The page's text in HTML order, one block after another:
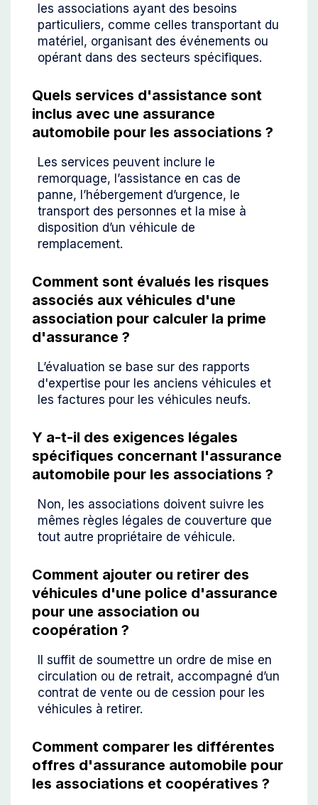
les associations ayant des besoins
particuliers, comme celles transportant du
matériel, organisant des événements ou
opérant dans des secteurs spécifiques.
Quels services d'assistance sont
inclus avec une assurance
automobile pour les associations ?
Les services peuvent inclure le
remorquage, l’assistance en cas de
panne, l’hébergement d’urgence, le
transport des personnes et la mise à
disposition d’un véhicule de
remplacement.
Comment sont évalués les risques
associés aux véhicules d'une
association pour calculer la prime
d'assurance ?
L’évaluation se base sur des rapports
d'expertise pour les anciens véhicules et
les factures pour les véhicules neufs.
Y a-t-il des exigences légales
spécifiques concernant l'assurance
automobile pour les associations ?
Non, les associations doivent suivre les
mêmes règles légales de couverture que
tout autre propriétaire de véhicule.
Comment ajouter ou retirer des
véhicules d'une police d'assurance
pour une association ou
coopération ?
Il suffit de soumettre un ordre de mise en
circulation ou de retrait, accompagné d’un
contrat de vente ou de cession pour les
véhicules à retirer.
Comment comparer les différentes
offres d'assurance automobile pour
les associations et coopératives ?